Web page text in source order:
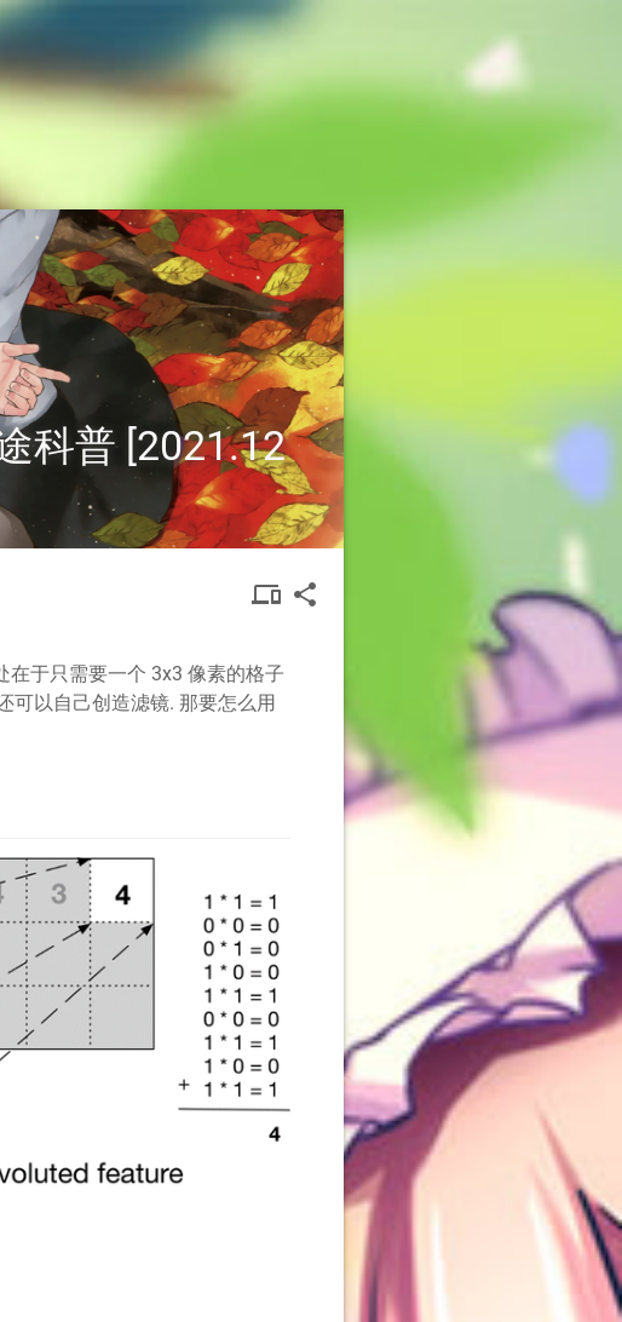
科普 [2021.12
devices other
DEVICES
share
SHARE
在于只需要一个 3x3 像素的格子
可以自己创造滤镜. 那要怎么用